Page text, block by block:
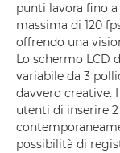
punti lavora fino
massima di 120
offrendo una
Lo schermo LCD
variabile da 3
davvero creative.
utenti di inserire
possibilità di